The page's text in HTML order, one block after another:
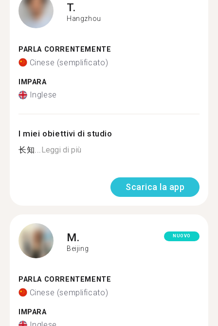
T.
Hangzhou
PARLA CORRENTEMENTE
Cinese (semplificato)
IMPARA
Inglese
I miei obiettivi di studio
长知...Leggi di più
Scarica la app
M.
Beijing
NUOVO
PARLA CORRENTEMENTE
Cinese (semplificato)
IMPARA